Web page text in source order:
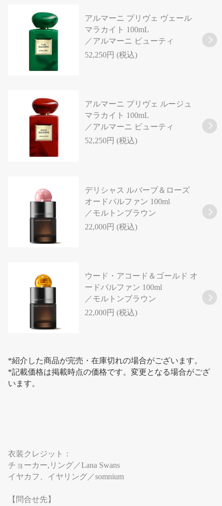
アルマーニ プリヴェ ヴェール
マラカイト 100mL
／アルマーニ ビューティ
52,250円 (税込)
アルマーニ プリヴェ ルージュ
マラカイト 100mL
／アルマーニ ビューティ
52,250円 (税込)
デリシャス ルバーブ＆ローズ
オードパルファン 100ml
／モルトンブラウン
22,000円 (税込)
ウード・アコード＆ゴールド オ
ードパルファン 100ml
／モルトンブラウン
22,000円 (税込)
*紹介した商品が完売・在庫切れの場合がございます。
*記載価格は掲載時点の価格です。変更となる場合がござ
います。
衣装クレジット：
チョーカー,リング／Lana Swans
イヤカフ、イヤリング／somnium
【問合せ先】